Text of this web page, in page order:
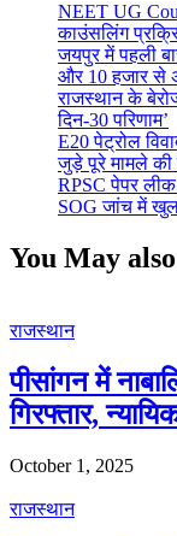
NEET UG
काउंसलिंग
जयपुर में पहली
और 10 हजार से
राजस्थान के
दिन-30 परिणाम’
E20 पेट्रोल
जुड़े पूरे मामले की
RPSC पेपर लीक
SOG जांच में
You May
राजस्थान
पीसांगन में
गिरफ्तार,
October 1, 2025
राजस्थान